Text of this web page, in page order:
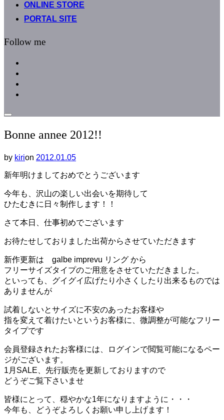
ONLINE STORE
PORTAL SITE
Follow me
サ
ド
ー
と
ナ
ゲ
ー
シ
ョ
ン
を
切
替
え
る
Bonne annee 2012!!
by kirion 投
日:
2012.01.05
新年明けましておめでとうございます
今年も、沢山の楽しい出会いを期待して
ひたむきに日々制作します！！
さて本日、仕事初めでございます
お待たせしておりました出荷からさせていただきます
新作更新は galbe imprevu リング から
フリーサイズタイプのご用意をさせていただきました。
といっても、グイグイ広げたり小さくしたり出来るものでは
ありませんが
試着しないとサイズに不安のあったお客様や
指を変えて着けたいというお客様に、微調整が可能なフリー
タイプです
会員登録されたお客様には、ログインで閲覧可能になるペー
ジがございます。
1月SALE、先行販売を更新しておりますので
どうぞご覧下さいませ
皆様にとって、穏やかな1年になりますように・・・
今年も、どうぞよろしくお願い申し上げます！